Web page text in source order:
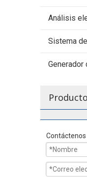
Análisis
Sistema
Generador
Contáctenos